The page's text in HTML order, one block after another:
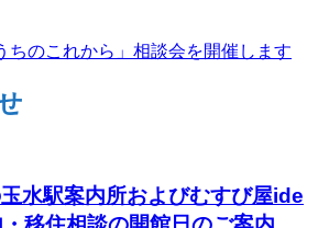
ちのこれから」相談会を開催します
水駅案内所およびむすび屋ide